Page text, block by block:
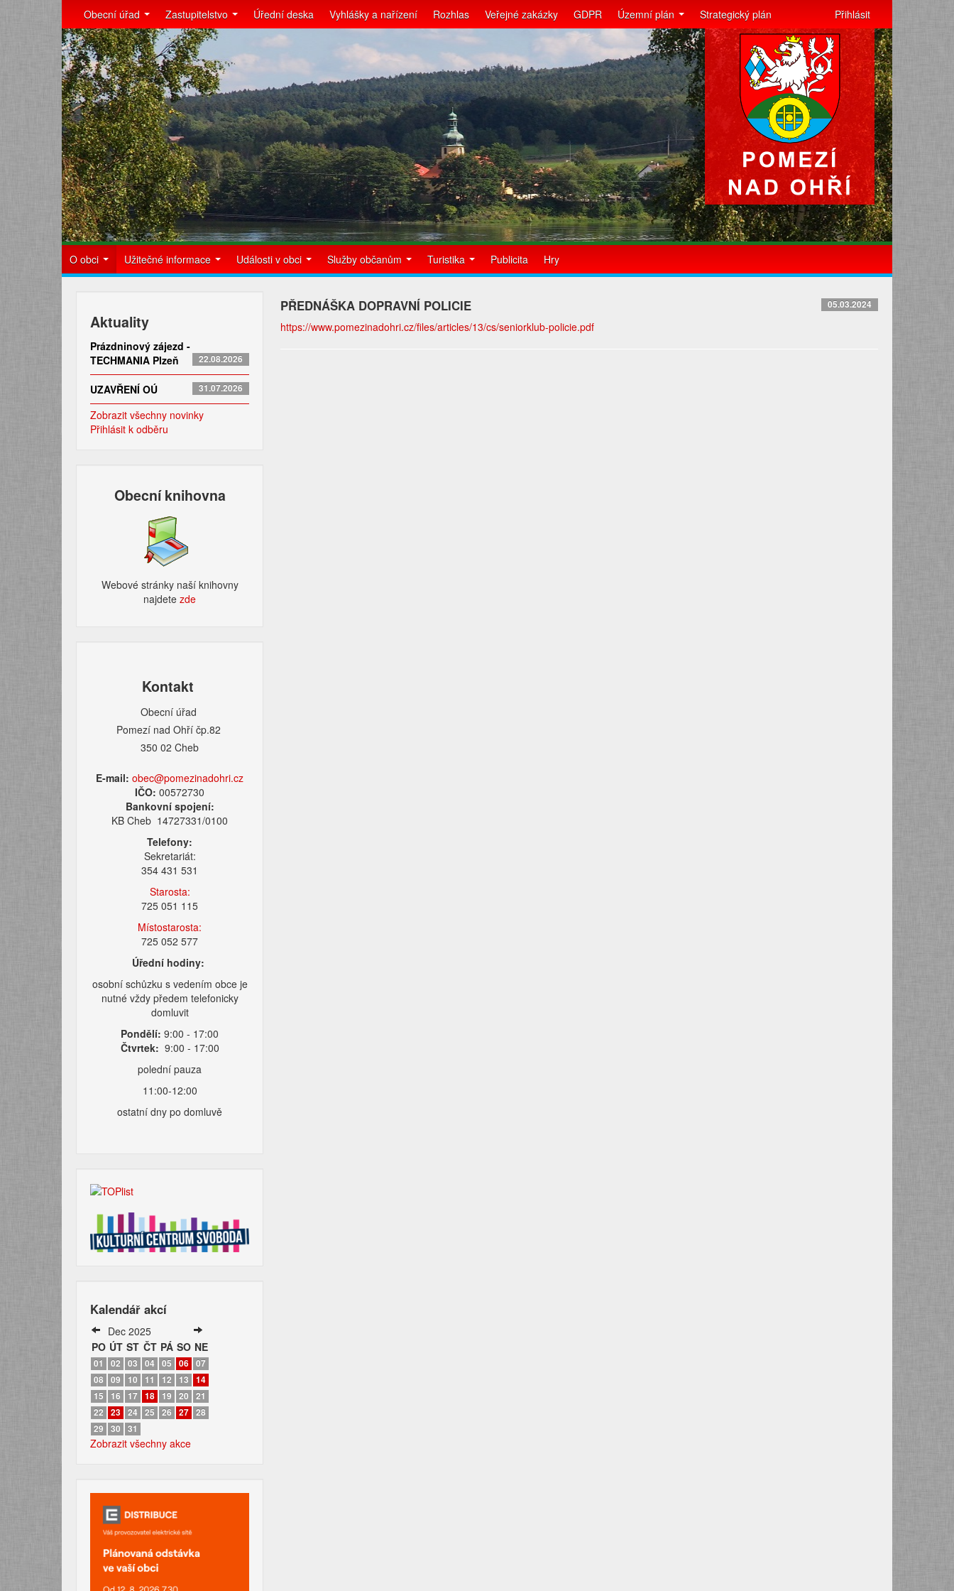
Obecní úřad Zastupitelstvo Úřední deska Vyhlášky a nařízení Rozhlas Veřejné zakázky GDPR Územní plán Strategický plán Přihlásit
O obci Užitečné informace Události v obci Služby občanům Turistika Publicita Hry
Aktuality
Prázdninový zájezd -
TECHMANIA Plzeň
22.08.2026
UZAVŘENÍ OÚ 31.07.2026
Zobrazit všechny novinky
Přihlásit k odběru
Obecní knihovna
Webové stránky naší knihovny
najdetezde​
Kontakt
Obecní úřad
Pomezí nad Ohří čp.82
350 02 Cheb
E-mail: obec@pomezinadohri.cz
IČO:00572730
Bankovní spojení:
KB Cheb 14727331/0100
Telefony:
Sekretariát:
354 431 531
Starosta:
725 051 115
Místostarosta:
725 052 577
Úřední hodiny:
osobní schůzku s vedením obce je
nutné vždy předem telefonicky
domluvit
Pondělí: 9:00 - 17:00
Čtvrtek: 9:00 - 17:00
polední pauza
11:00-12:00
ostatní dny po domluvě
Kalendář akcí
Dec 2025
PO ÚT ST ČT PÁ SO NE
01 02 03 04 05 06
07
08
09 10 11 12 13
14
15
16 17 18 19 20
21
22
23 24 25 26 27 28
29
30 31
Zobrazit všechny akce
PŘEDNÁŠKA DOPRAVNÍ POLICIE 05.03.2024
https://www.pomezinadohri.cz/files/articles/13/cs/seniorklub-policie.pdf